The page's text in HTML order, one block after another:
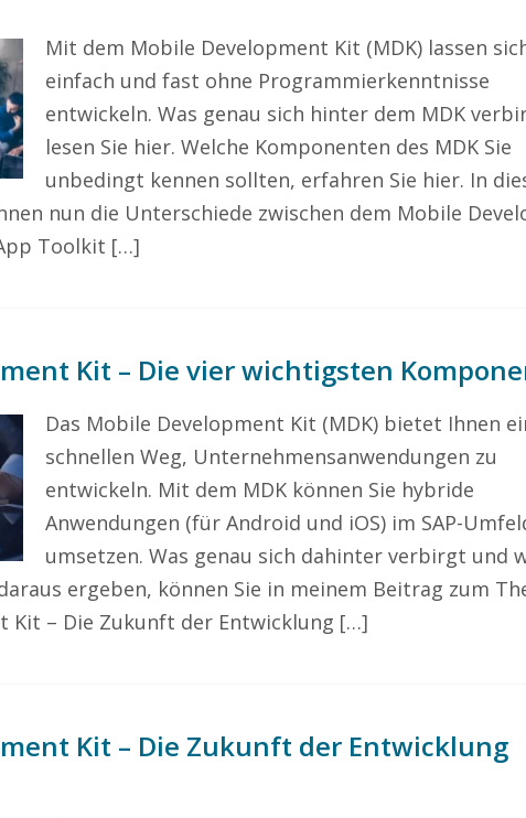
Mit dem Mobile Development Kit (MDK) lassen
einfach und fast ohne Programmierkenntnisse
entwickeln. Was genau sich hinter dem MDK
lesen Sie hier. Welche Komponenten des MDK Sie
unbedingt kennen sollten, erfahren Sie hier. In
nun die Unterschiede zwischen dem Mobile
Toolkit […]
Kit – Die vier wichtigsten
Das Mobile Development Kit (MDK) bietet Ihnen
schnellen Weg, Unternehmensanwendungen zu
entwickeln. Mit dem MDK können Sie hybride
Anwendungen (für Android und iOS) im SAP-
umsetzen. Was genau sich dahinter verbirgt und
ergeben, können Sie in meinem Beitrag zum
Kit – Die Zukunft der Entwicklung […]
Kit – Die Zukunft der Entwicklung